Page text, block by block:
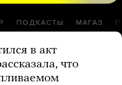
ПОДКАСТЫ МАГАЗ
в акт
что